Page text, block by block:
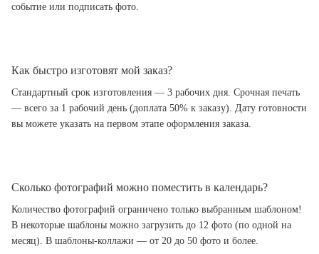
событие или подписать фото.
Как быстро изготовят мой заказ?
Стандартный срок изготовления — 3 рабочих дня. Срочная печать
— всего за 1 рабочий день (доплата 50% к заказу). Дату готовности
вы можете указать на первом этапе оформления заказа.
Сколько фотографий можно поместить в календарь?
Количество фотографий ограничено только выбранным шаблоном!
В некоторые шаблоны можно загрузить до 12 фото (по одной на
месяц). В шаблоны-коллажи — от 20 до 50 фото и более.